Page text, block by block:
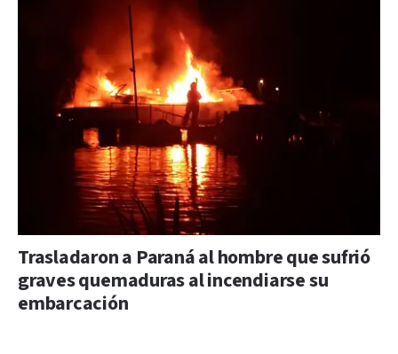
Trasladaron a Paraná al hombre que sufrió
graves quemaduras al incendiarse su
embarcación